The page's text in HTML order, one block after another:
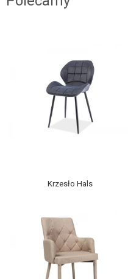
Krzesło Hals